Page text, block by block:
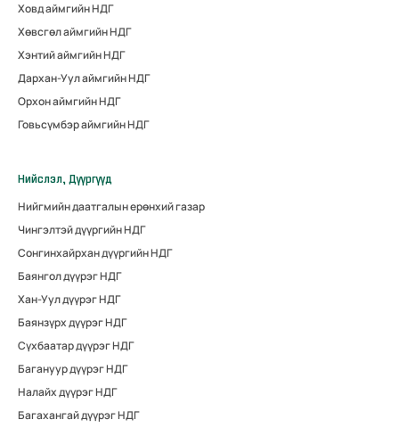
Ховд аймгийн НДГ
Хөвсгөл аймгийн НДГ
Хэнтий аймгийн НДГ
Дархан-Уул аймгийн НДГ
Орхон аймгийн НДГ
Говьсүмбэр аймгийн НДГ
Нийслэл, Дүүргүүд
Нийгмийн даатгалын ерөнхий газар
Чингэлтэй дүүргийн НДГ
Сонгинхайрхан дүүргийн НДГ
Баянгол дүүрэг НДГ
Хан-Уул дүүрэг НДГ
Баянзүрх дүүрэг НДГ
Сүхбаатар дүүрэг НДГ
Багануур дүүрэг НДГ
Налайх дүүрэг НДГ
Багахангай дүүрэг НДГ